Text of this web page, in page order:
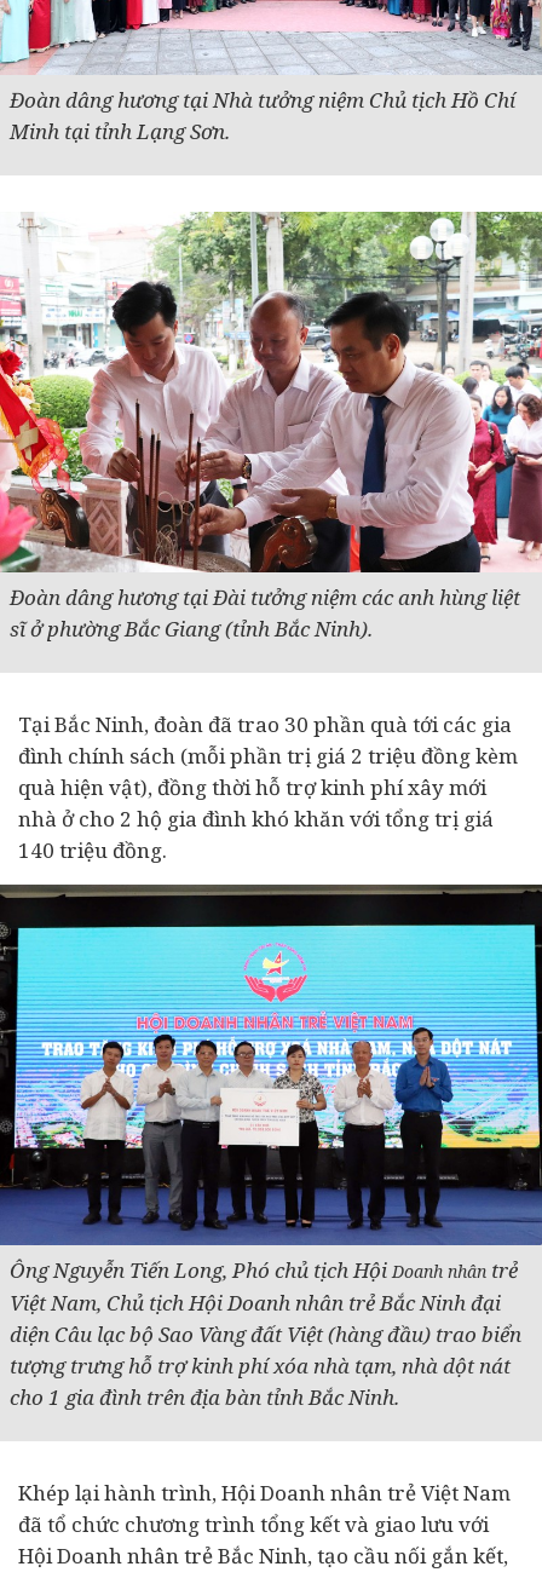
Đoàn dâng hương tại Nhà tưởng niệm Chủ tịch Hồ Chí
Minh tại tỉnh Lạng Sơn.
Đoàn dâng hương tại Đài tưởng niệm các anh hùng liệt
sĩ ở phường Bắc Giang (tỉnh Bắc Ninh).
Tại Bắc Ninh, đoàn đã trao 30 phần quà tới các gia
đình chính sách (mỗi phần trị giá 2 triệu đồng kèm
quà hiện vật), đồng thời hỗ trợ kinh phí xây mới
nhà ở cho 2 hộ gia đình khó khăn với tổng trị giá
140 triệu đồng.
Ông Nguyễn Tiến Long, Phó chủ tịch HộiDoanh nhân trẻ
Việt Nam, Chủ tịch Hội Doanh nhân trẻ Bắc Ninh đại
diện Câu lạc bộ Sao Vàng đất Việt (hàng đầu) trao biển
tượng trưng hỗ trợ kinh phí xóa nhà tạm, nhà dột nát
cho 1 gia đình trên địa bàn tỉnh Bắc Ninh.
Khép lại hành trình, Hội Doanh nhân trẻ Việt Nam
đã tổ chức chương trình tổng kết và giao lưu với
Hội Doanh nhân trẻ Bắc Ninh, tạo cầu nối gắn kết,